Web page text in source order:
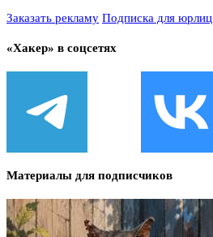
Заказать рекламу Подписка для юрлиц
«Хакер» в соцсетях
Материалы для подписчиков